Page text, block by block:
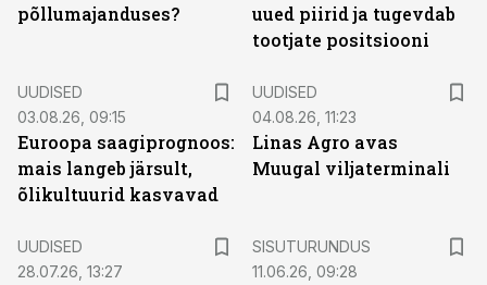
põllumajanduses?
uued piirid ja tugevdab
tootjate positsiooni
UUDISED
03.08.26, 09:15
Euroopa saagiprognoos:
mais langeb järsult,
õlikultuurid kasvavad
UUDISED
04.08.26, 11:23
Linas Agro avas
Muugal viljaterminali
UUDISED
28.07.26, 13:27
SISUTURUNDUS
11.06.26, 09:28